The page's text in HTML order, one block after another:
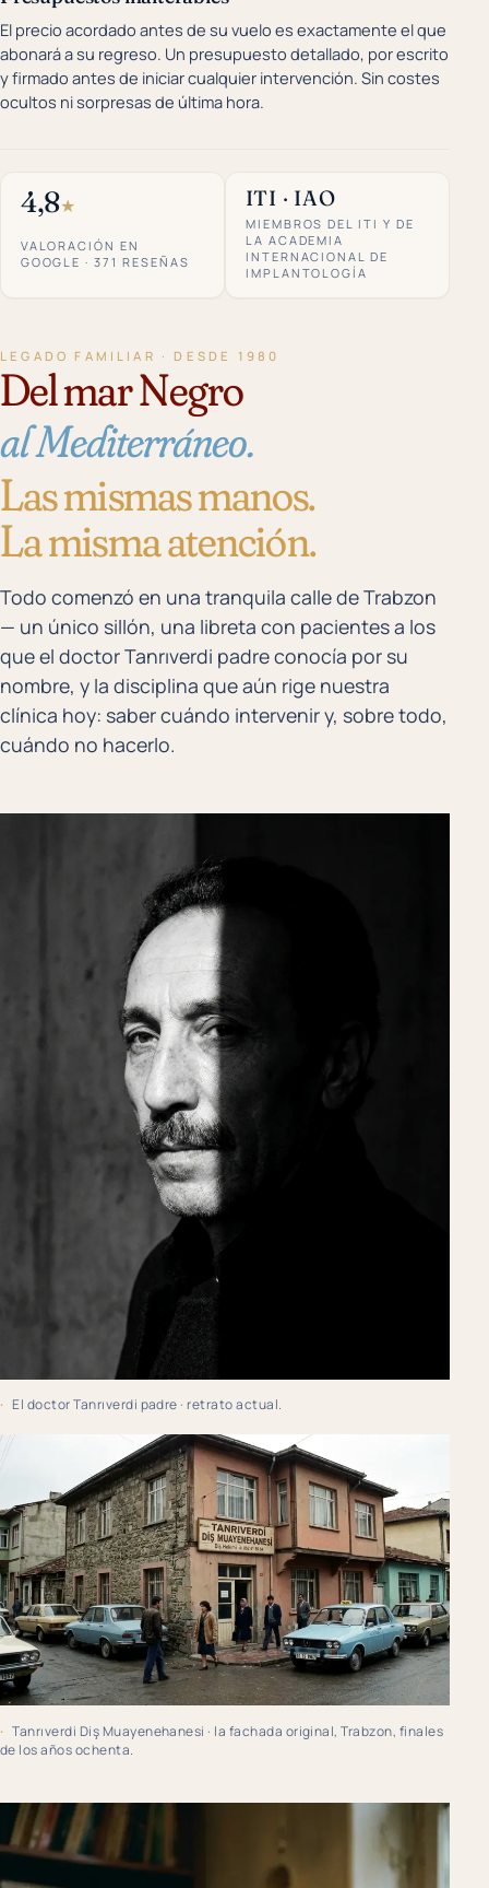
El precio acordado antes de su vuelo es exactamente el que
abonará a su regreso. Un presupuesto detallado, por escrito
y firmado antes de iniciar cualquier intervención. Sin costes
ocultos ni sorpresas de última hora.
4,8★
VALORACIÓN EN
GOOGLE · 371 RESEÑAS
ITI · IAO
MIEMBROS DEL ITI Y DE
LA ACADEMIA
INTERNACIONAL DE
IMPLANTOLOGÍA
LEGADO FAMILIAR · DESDE 1980
Del mar Negro
al Mediterráneo.
Las mismas manos.
La misma atención.
Todo comenzó en una tranquila calle de Trabzon
— un único sillón, una libreta con pacientes a los
que el doctor Tanrıverdi padre conocía por su
nombre, y la disciplina que aún rige nuestra
clínica hoy: saber cuándo intervenir y, sobre todo,
cuándo no hacerlo.
El doctor Tanrıverdi padre · retrato actual.
Tanrıverdi Diş Muayenehanesi · la fachada original, Trabzon, finales
de los años ochenta.